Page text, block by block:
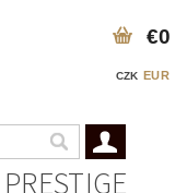
CZK EUR
€0